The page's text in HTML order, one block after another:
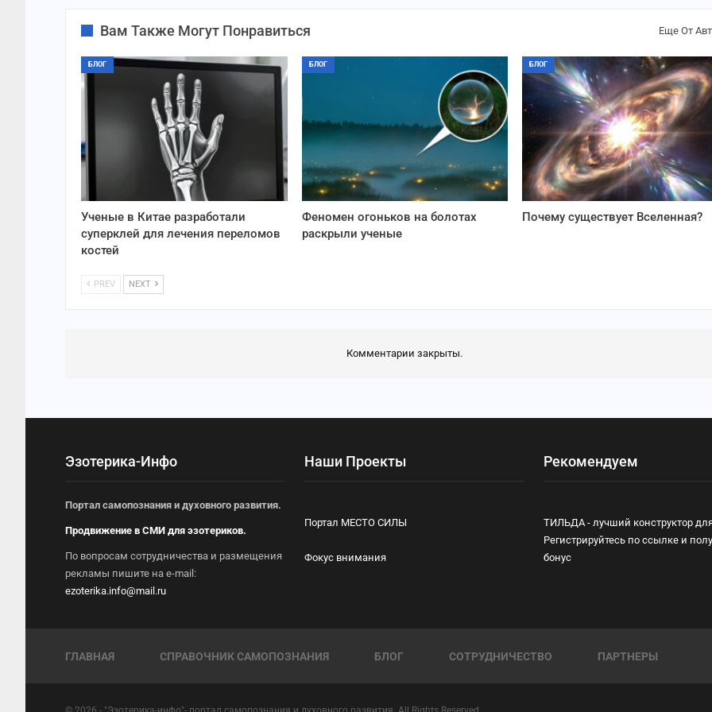
Вам Также Могут Понравиться Еще От
БЛОГ
Ученые в Китае разработали
суперклей для лечения переломов
костей
БЛОГ
Феномен огоньков на болотах
раскрыли ученые
БЛОГ
Почему существует Вселенная?
PREV NEXT
Комментарии закрыты.
Эзотерика-Инфо
Портал самопознания и духовного развития.
Продвижение в СМИ для эзотериков.
По вопросам сотрудничества и размещения
рекламы пишите на e-mail:
ezoterika.info@mail.ru
Наши Проекты
Портал МЕСТО СИЛЫ
Фокус внимания
Рекомендуем
ТИЛЬДА - лучший конструктор
Регистрируйтесь по ссылке и
бонус
ГЛАВНАЯ СПРАВОЧНИК САМОПОЗНАНИЯ БЛОГ СОТРУДНИЧЕСТВО ПАРТНЕРЫ